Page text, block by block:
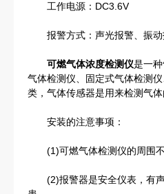
工作电源：DC3.6V
报警方式：声光报警、振动
可燃气体浓度检测仪是一
气体检测仪、固定式气体检测
类，气体传感器是用来检测气体
安装的注意事项：
(1)可燃气体检测仪的周围不
(2)报警器是安全仪表，有声